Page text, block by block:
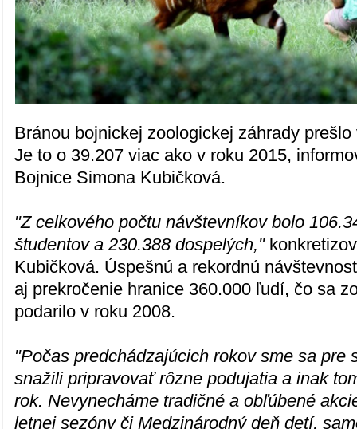
Bránou bojnickej zoologickej záhrady
Je to o 39.207 viac ako v roku 2015,
Bojnice Simona Kubičková.
"Z celkového počtu návštevníkov bolo
študentov a 230.388 dospelých,"
Kubičková. Úspešnú a rekordnú
aj prekročenie hranice 360.000 ľudí, čo sa
podarilo v roku 2008.
"Počas predchádzajúcich rokov sme sa pre
snažili pripravovať rôzne podujatia a inak
rok. Nevynecháme tradičné a obľúbené
letnej sezóny či Medzinárodný deň detí,